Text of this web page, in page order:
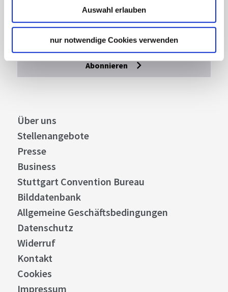
Auswahl erlauben
nur notwendige Cookies verwenden
Mit unserem Newsletter bleiben Sie zu Events,
Highlights und aktuellen Angeboten in
Stuttgart und Region immer up-to-date.
Abonnieren
Über uns
Stellenangebote
Presse
Business
Stuttgart Convention Bureau
Bilddatenbank
Allgemeine Geschäftsbedingungen
Datenschutz
Widerruf
Kontakt
Cookies
Impressum